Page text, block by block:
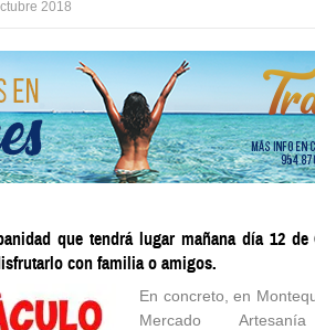
2018
que tendrá lugar mañana día 12
con familia o amigos.
En concreto, en
Mercado